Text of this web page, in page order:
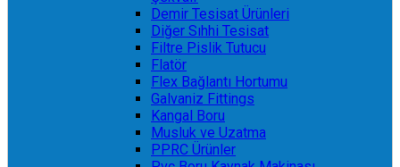
Demir Tesisat Ürünleri
Diğer Sıhhi Tesisat
Filtre Pislik Tutucu
Flatör
Flex Bağlantı Hortumu
Galvaniz Fittings
Kangal Boru
Musluk ve Uzatma
PPRC Ürünler